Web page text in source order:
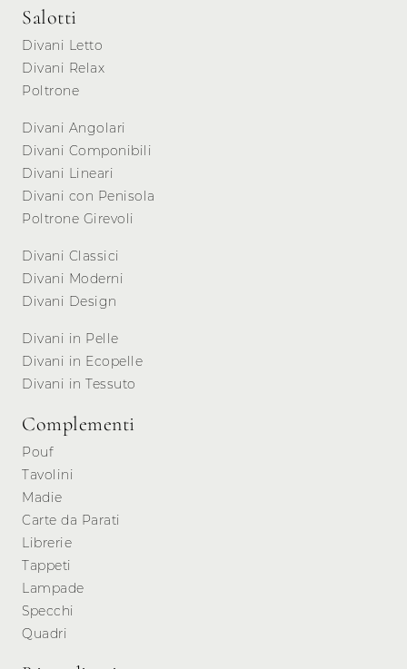
Salotti
Divani Letto
Divani Relax
Poltrone
Divani Angolari
Divani Componibili
Divani Lineari
Divani con Penisola
Poltrone Girevoli
Divani Classici
Divani Moderni
Divani Design
Divani in Pelle
Divani in Ecopelle
Divani in Tessuto
Complementi
Pouf
Tavolini
Madie
Carte da Parati
Librerie
Tappeti
Lampade
Specchi
Quadri